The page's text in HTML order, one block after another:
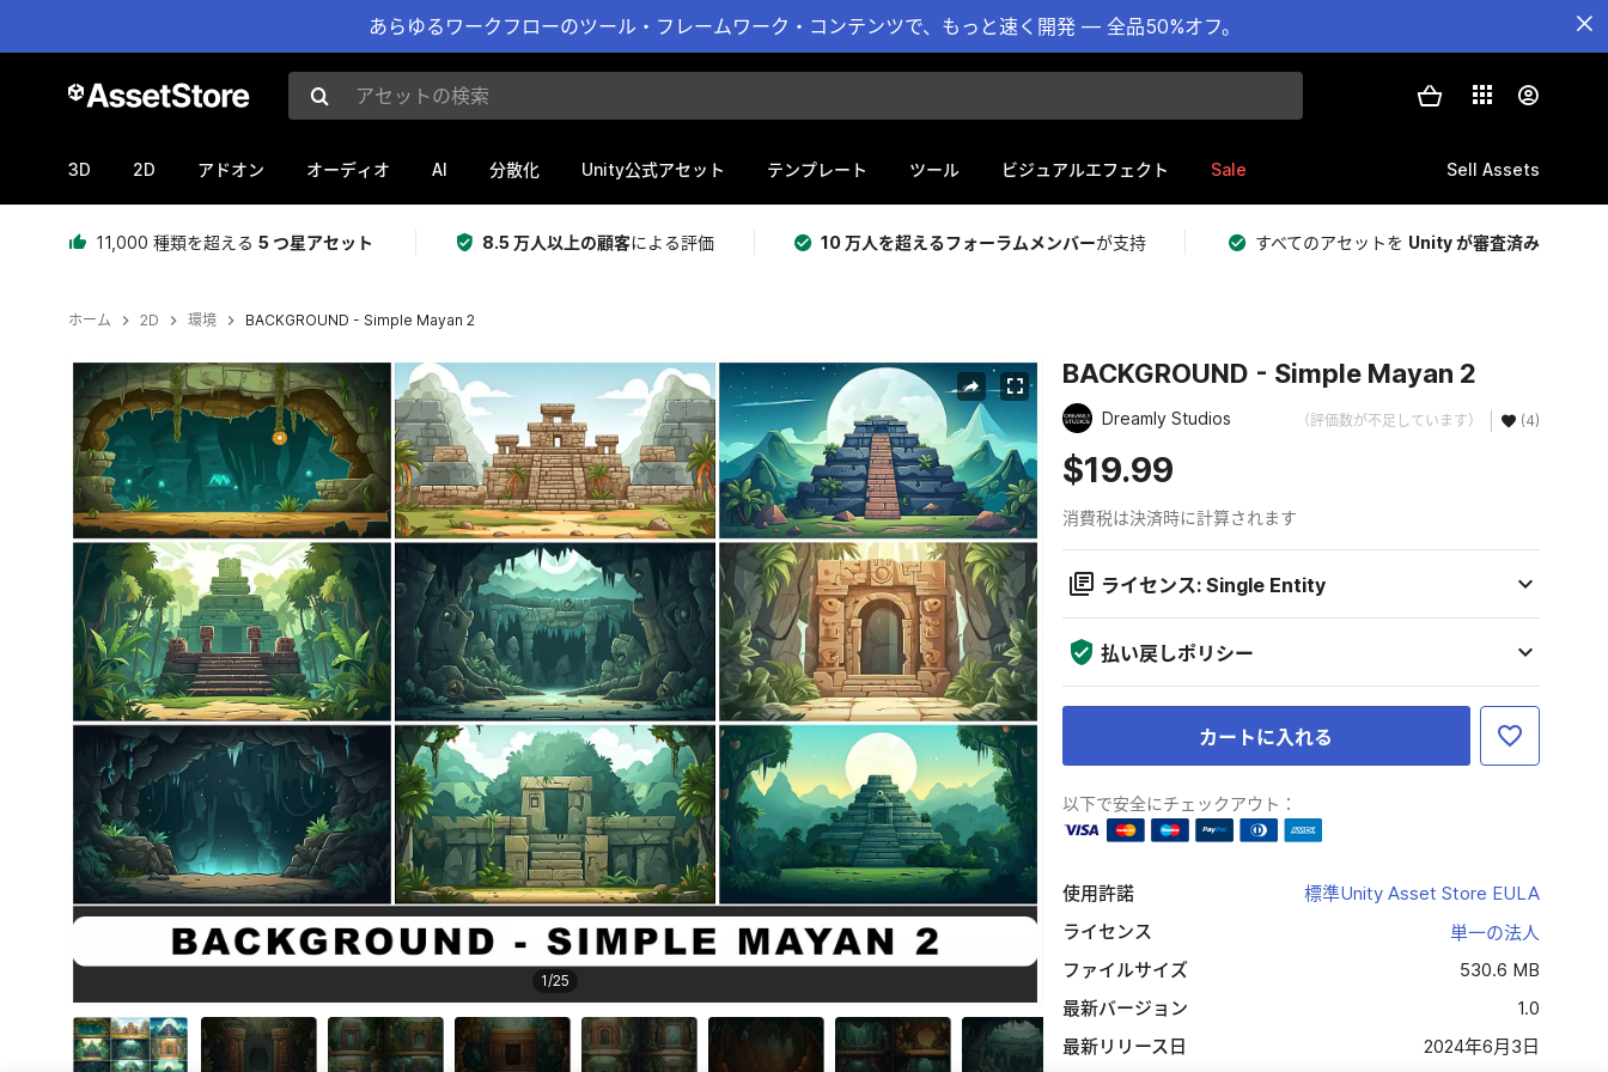
あらゆるワークフローのツール・フレームワーク・コンテンツで、もっと速く開発 — 全品50%オフ。
アセットの検索
3D 2D アドオン オーディオ AI 分散化 Unity公式アセット テンプレート ツール ビジュアルエフェクト Sale Sell Assets
11,000 種類を超える 5 つ星アセット 8.5 万人以上の顧客による評価 10 万人を超えるフォーラムメンバーが支持 すべてのアセットを Unity が審査済み
ホーム 2D 環境 BACKGROUND - Simple Mayan 2
現在のスライド：1 / 25
1/25
BACKGROUND - Simple Mayan 2
Dreamly Studios （評価数が不足しています） (4)
$19.99
消費税は決済時に計算されます
ライセンス: Single Entity
払い戻しポリシー
カートに入れる
以下で安全にチェックアウト：
使用許諾
標準Unity Asset Store EULA
ライセンス
単一の法人
ファイルサイズ
530.6 MB
最新バージョン
1.0
最新リリース日
2024年6月3日